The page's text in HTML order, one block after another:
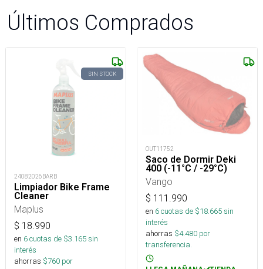
Últimos Comprados
SIN STOCK
24082026BARB
Limpiador Bike Frame
Cleaner
Maplus
$ 18.990
en 6cuotas de $3.165sin
interés
ahorras $760 por
OUT11752
Saco de Dormir Deki
400 (-11°C / -29°C)
Vango
$ 111.990
en 6cuotas de $18.665sin
interés
ahorras $4.480 por
transferencia.